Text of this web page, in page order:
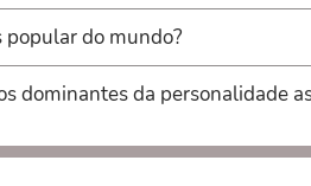
popular do mundo?
dominantes da personalidade